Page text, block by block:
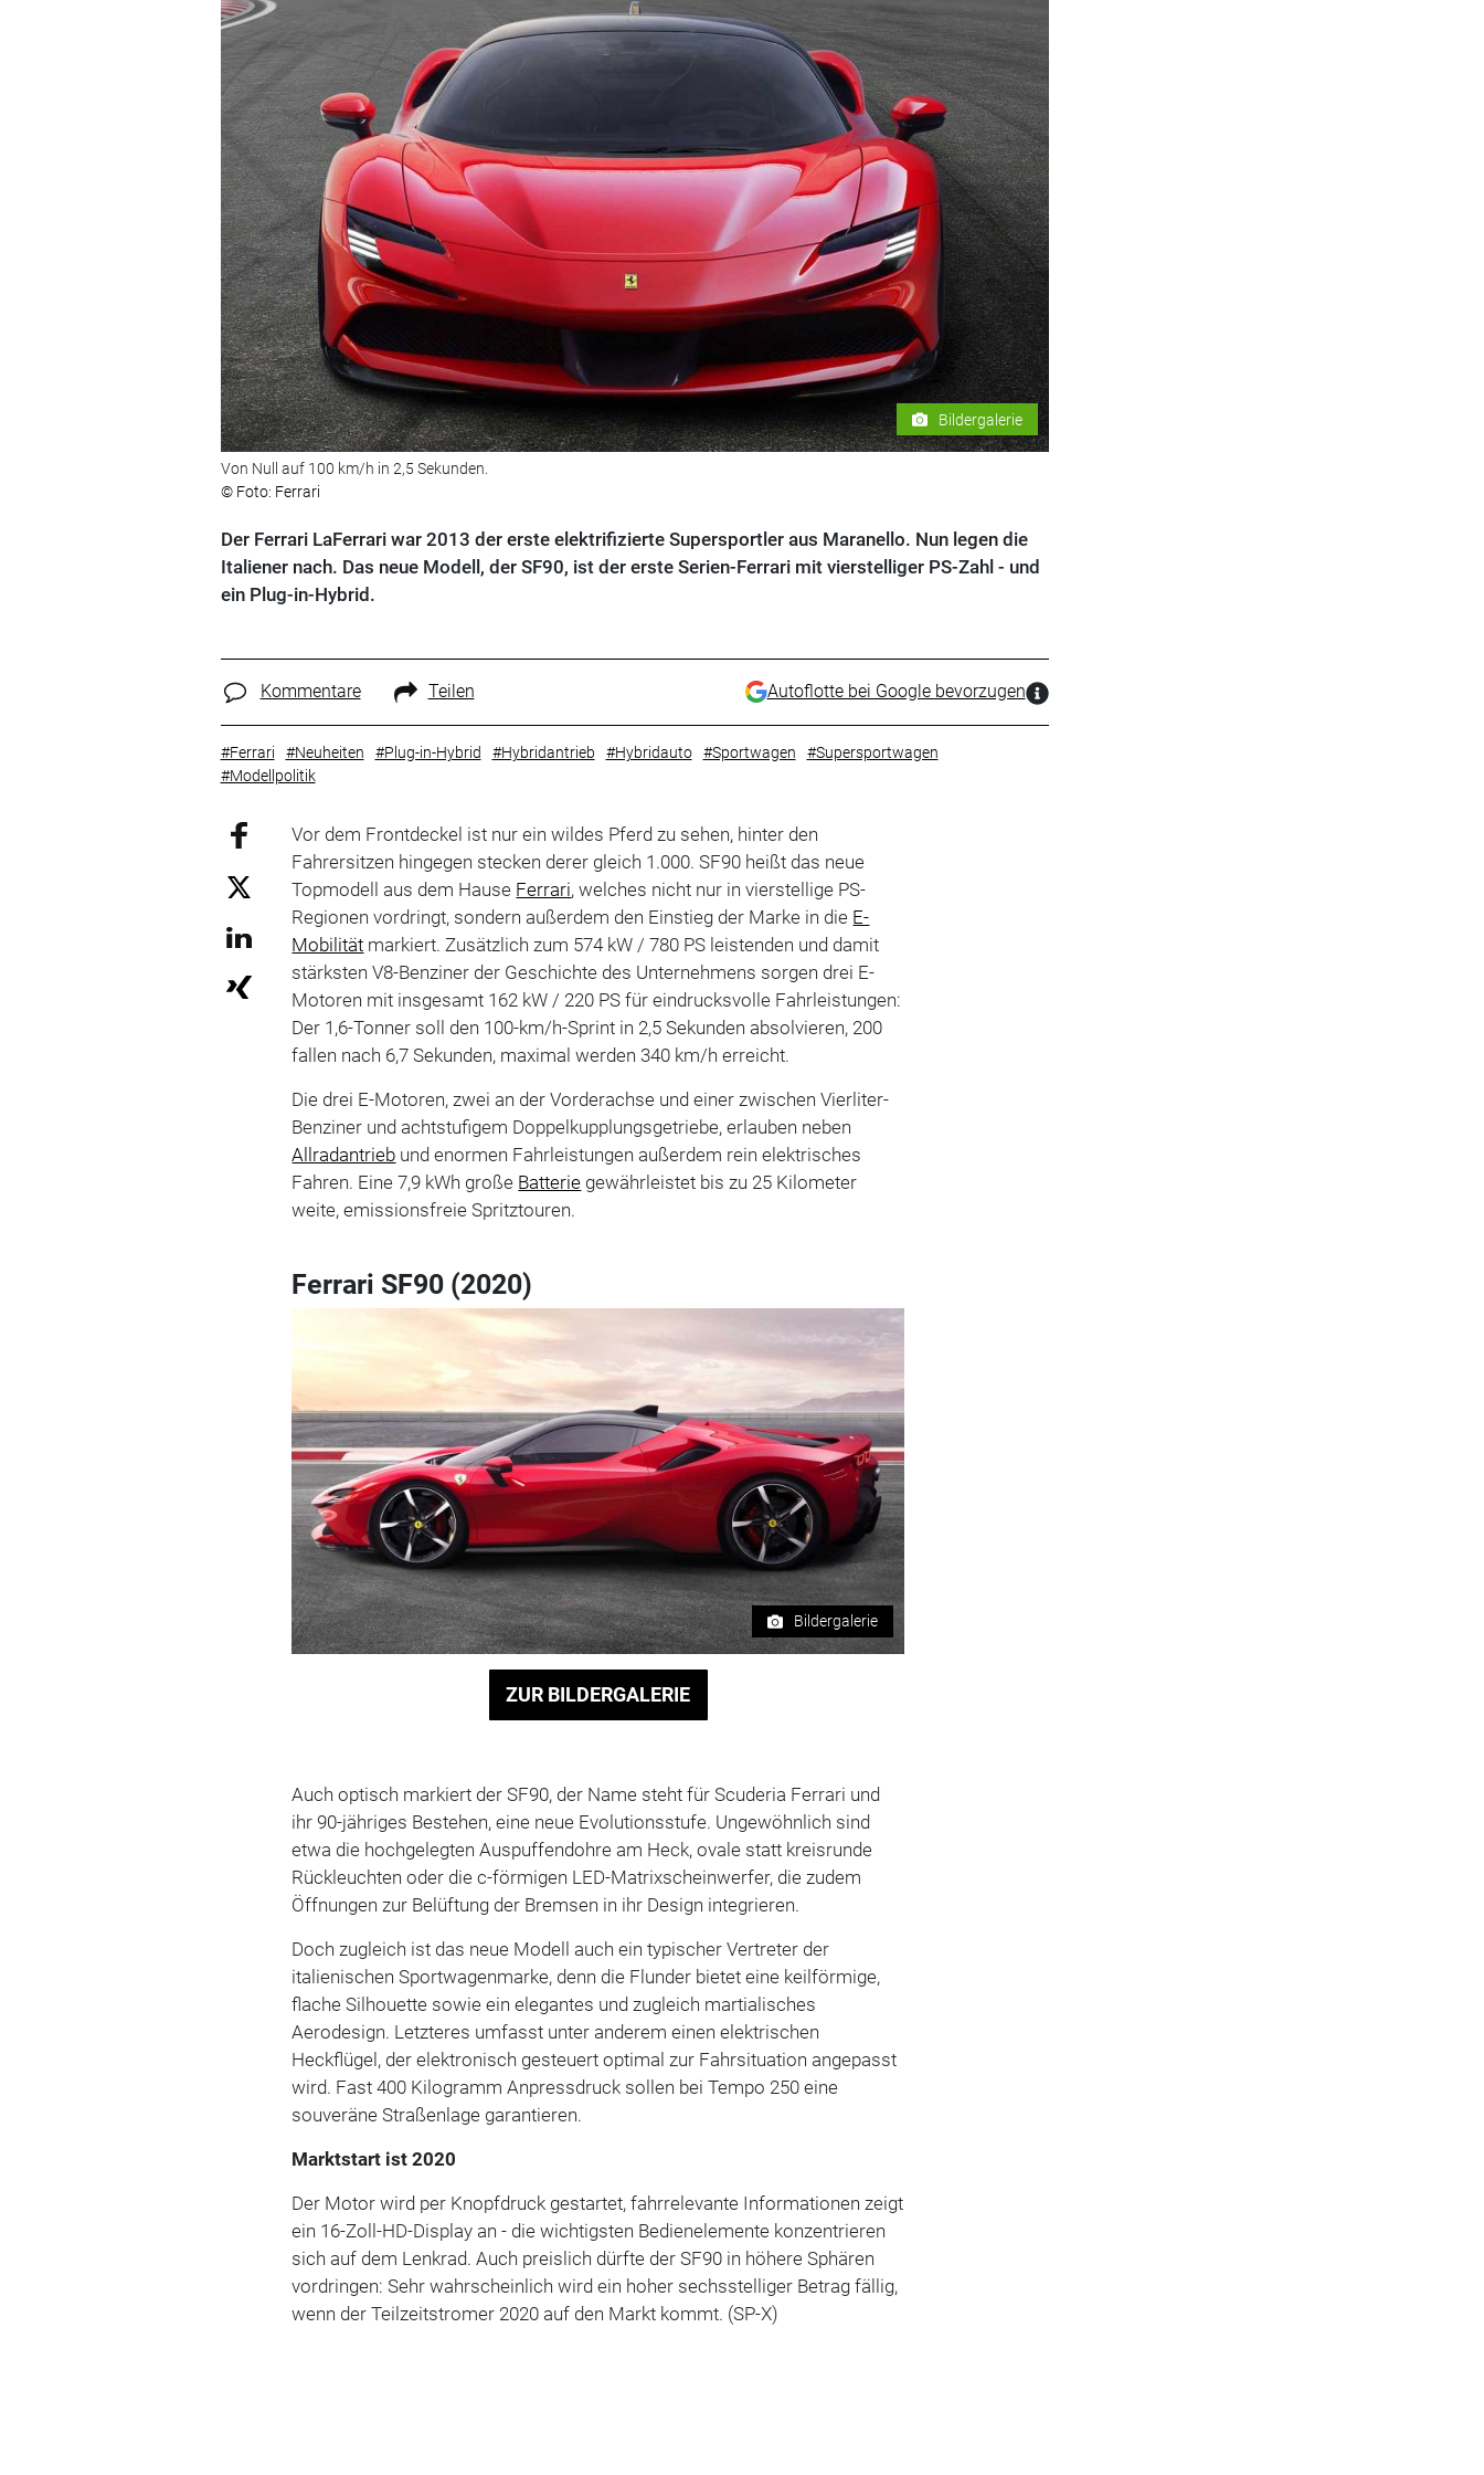
Bildergalerie
Von Null auf 100 km/h in 2,5 Sekunden.
© Foto: Ferrari
Der Ferrari LaFerrari war 2013 der erste elektrifizierte Supersportler aus Maranello. Nun legen die
Italiener nach. Das neue Modell, der SF90, ist der erste Serien-Ferrari mit vierstelliger PS-Zahl - und
ein Plug-in-Hybrid.
Kommentare Teilen Autoflotte bei Google bevorzugen
#Ferrari #Neuheiten #Plug-in-Hybrid #Hybridantrieb #Hybridauto #Sportwagen
#Supersportwagen
#Modellpolitik
Vor dem Frontdeckel ist nur ein wildes Pferd zu sehen, hinter den
Fahrersitzen hingegen stecken derer gleich 1.000. SF90 heißt das neue
Topmodell aus dem Hause Ferrari, welches nicht nur in vierstellige PS-
Regionen vordringt, sondern außerdem den Einstieg der Marke in die E-
Mobilität markiert. Zusätzlich zum 574 kW / 780 PS leistenden und damit
stärksten V8-Benziner der Geschichte des Unternehmens sorgen drei E-
Motoren mit insgesamt 162 kW / 220 PS für eindrucksvolle Fahrleistungen:
Der 1,6-Tonner soll den 100-km/h-Sprint in 2,5 Sekunden absolvieren, 200
fallen nach 6,7 Sekunden, maximal werden 340 km/h erreicht.
Die drei E-Motoren, zwei an der Vorderachse und einer zwischen Vierliter-
Benziner und achtstufigem Doppelkupplungsgetriebe, erlauben neben
Allradantrieb und enormen Fahrleistungen außerdem rein elektrisches
Fahren. Eine 7,9 kWh große Batterie gewährleistet bis zu 25 Kilometer
weite, emissionsfreie Spritztouren.
Ferrari SF90 (2020)
Bildergalerie
ZUR BILDERGALERIE
Auch optisch markiert der SF90, der Name steht für Scuderia Ferrari und
ihr 90-jähriges Bestehen, eine neue Evolutionsstufe. Ungewöhnlich sind
etwa die hochgelegten Auspuffendohre am Heck, ovale statt kreisrunde
Rückleuchten oder die c-förmigen LED-Matrixscheinwerfer, die zudem
Öffnungen zur Belüftung der Bremsen in ihr Design integrieren.
Doch zugleich ist das neue Modell auch ein typischer Vertreter der
italienischen Sportwagenmarke, denn die Flunder bietet eine keilförmige,
flache Silhouette sowie ein elegantes und zugleich martialisches
Aerodesign. Letzteres umfasst unter anderem einen elektrischen
Heckflügel, der elektronisch gesteuert optimal zur Fahrsituation angepasst
wird. Fast 400 Kilogramm Anpressdruck sollen bei Tempo 250 eine
souveräne Straßenlage garantieren.
Marktstart ist 2020
Der Motor wird per Knopfdruck gestartet, fahrrelevante Informationen zeigt
ein 16-Zoll-HD-Display an - die wichtigsten Bedienelemente konzentrieren
sich auf dem Lenkrad. Auch preislich dürfte der SF90 in höhere Sphären
vordringen: Sehr wahrscheinlich wird ein hoher sechsstelliger Betrag fällig,
wenn der Teilzeitstromer 2020 auf den Markt kommt. (SP-X)